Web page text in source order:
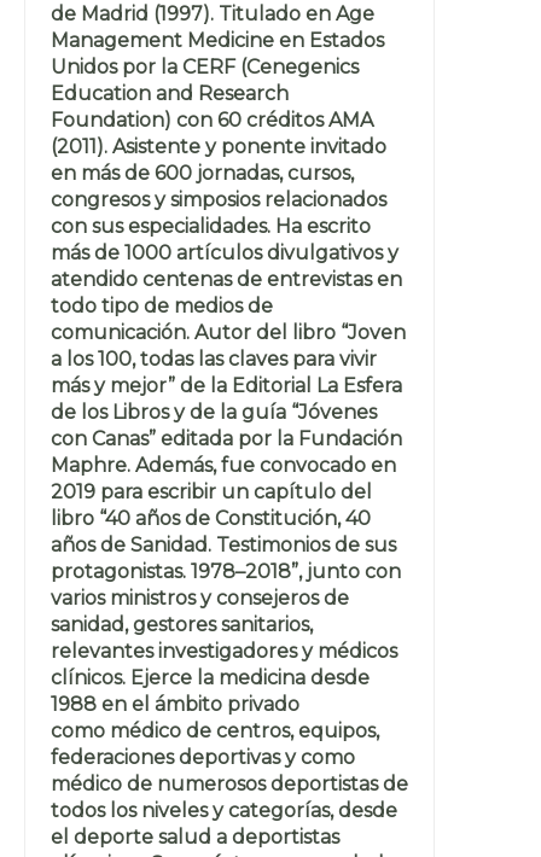
de Madrid (1997). Titulado en Age
Management Medicine en Estados
Unidos por la CERF (Cenegenics
Education and Research
Foundation) con 60 créditos AMA
(2011). Asistente y ponente invitado
en más de 600 jornadas, cursos,
congresos y simposios relacionados
con sus especialidades. Ha escrito
más de 1000 artículos divulgativos y
atendido centenas de entrevistas en
todo tipo de medios de
comunicación. Autor del libro “Joven
a los 100, todas las claves para vivir
más y mejor” de la Editorial La Esfera
de los Libros y de la guía “Jóvenes
con Canas” editada por la Fundación
Maphre. Además, fue convocado en
2019 para escribir un capítulo del
libro “40 años de Constitución, 40
años de Sanidad. Testimonios de sus
protagonistas. 1978–2018”, junto con
varios ministros y consejeros de
sanidad, gestores sanitarios,
relevantes investigadores y médicos
clínicos. Ejerce la medicina desde
1988 en el ámbito privado
como médico de centros, equipos,
federaciones deportivas y como
médico de numerosos deportistas de
todos los niveles y categorías, desde
el deporte salud a deportistas